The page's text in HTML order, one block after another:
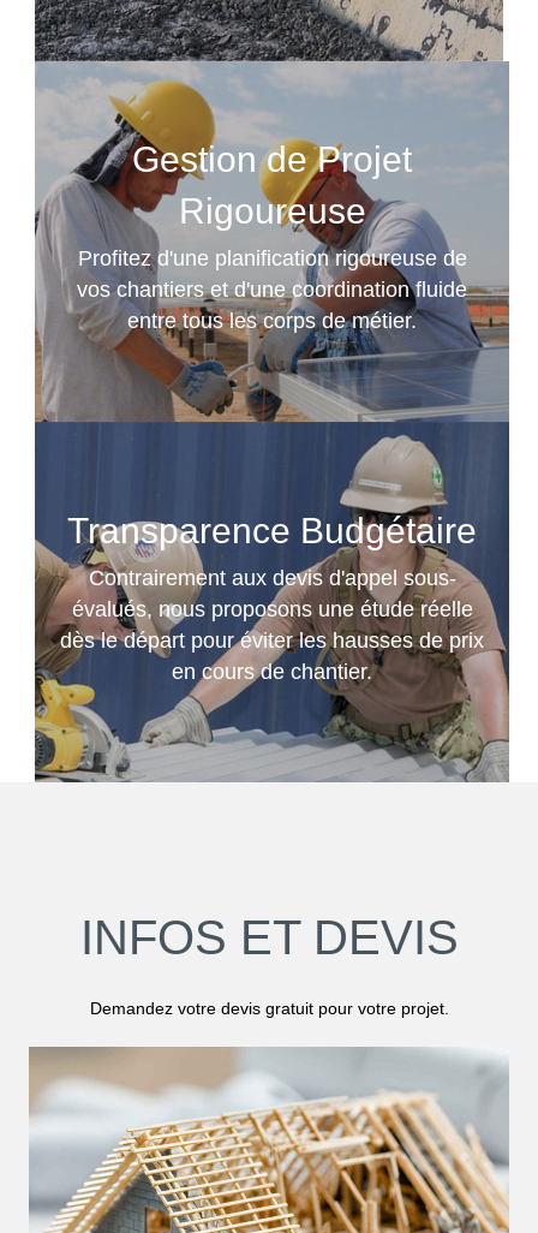
Gestion de Projet
Rigoureuse
Profitez d'une planification rigoureuse de
vos chantiers et d'une coordination fluide
entre tous les corps de métier.
Transparence Budgétaire
Contrairement aux devis d'appel sous-
évalués, nous proposons une étude réelle
dès le départ pour éviter les hausses de prix
en cours de chantier.
INFOS ET DEVIS
Demandez votre devis gratuit pour votre projet.